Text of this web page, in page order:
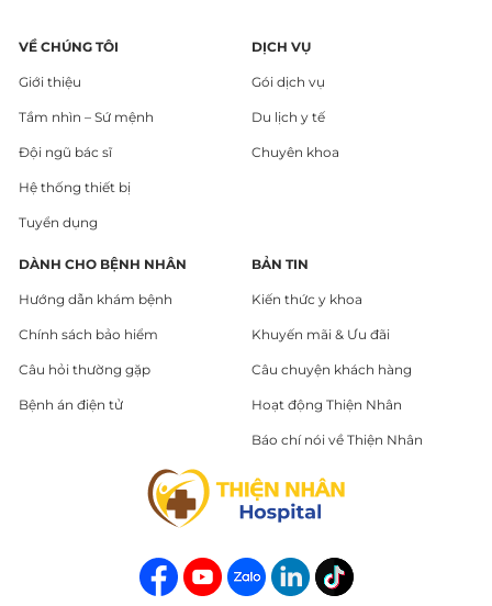
VỀ CHÚNG TÔI
Giới thiệu
Tầm nhìn – Sứ mệnh
Đội ngũ bác sĩ
Hệ thống thiết bị
Tuyển dụng
DỊCH VỤ
Gói dịch vụ
Du lịch y tế
Chuyên khoa
DÀNH CHO BỆNH NHÂN
Hướng dẫn khám bệnh
Chính sách bảo hiểm
Câu hỏi thường gặp
Bệnh án điện tử
BẢN TIN
Kiến thức y khoa
Khuyến mãi & Ưu đãi
Câu chuyện khách hàng
Hoạt động Thiện Nhân
Báo chí nói về Thiện Nhân